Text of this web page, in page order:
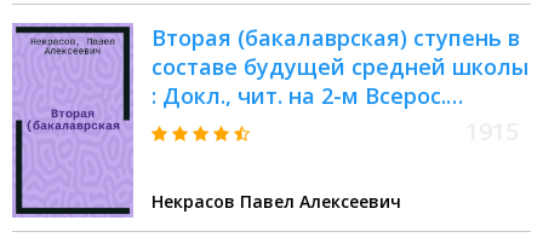
Вторая (бакалаврская) ступень в
составе будущей средней школы
: Докл., чит. на 2-м Всерос.
съезде преподавателей
Некрасов Павел Алексеевич